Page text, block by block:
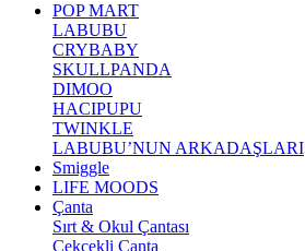
POP MART
LABUBU
CRYBABY
SKULLPANDA
DIMOO
HACIPUPU
TWINKLE
LABUBU’NUN ARKADAŞLARI
Smiggle
LIFE MOODS
Çanta
Sırt & Okul Çantası
Çekçekli Çanta